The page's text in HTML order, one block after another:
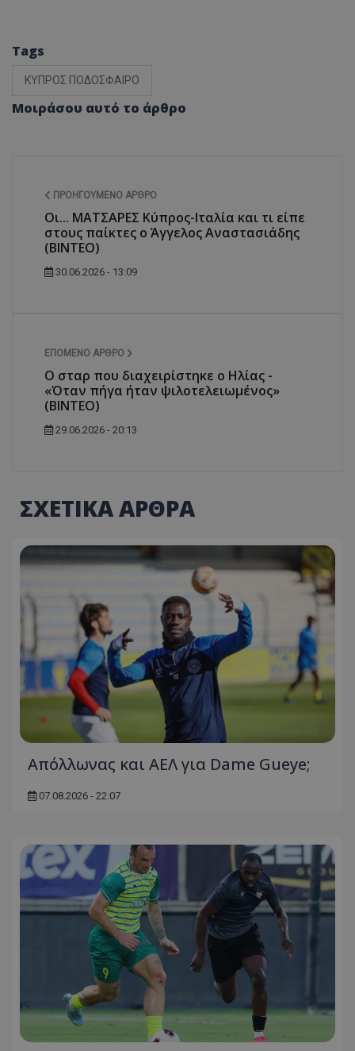
Tags
ΚΥΠΡΟΣ ΠΟΔΟΣΦΑΙΡΟ
Μοιράσου αυτό το άρθρο
ΠΡΟΗΓΟΎΜΕΝΟ ΆΡΘΡΟ
Οι... ΜΑΤΣΑΡΕΣ Κύπρος-Ιταλία και τι είπε
στους παίκτες ο Άγγελος Αναστασιάδης
(ΒΙΝΤΕΟ)
30.06.2026 - 13:09
ΕΠΌΜΕΝΟ ΆΡΘΡΟ
Ο σταρ που διαχειρίστηκε ο Ηλίας -
«Όταν πήγα ήταν ψιλοτελειωμένος»
(ΒΙΝΤΕΟ)
29.06.2026 - 20:13
ΣΧΕΤΙΚΑ ΑΡΘΡΑ
Απόλλωνας και ΑΕΛ για Dame Gueye;
07.08.2026 - 22:07